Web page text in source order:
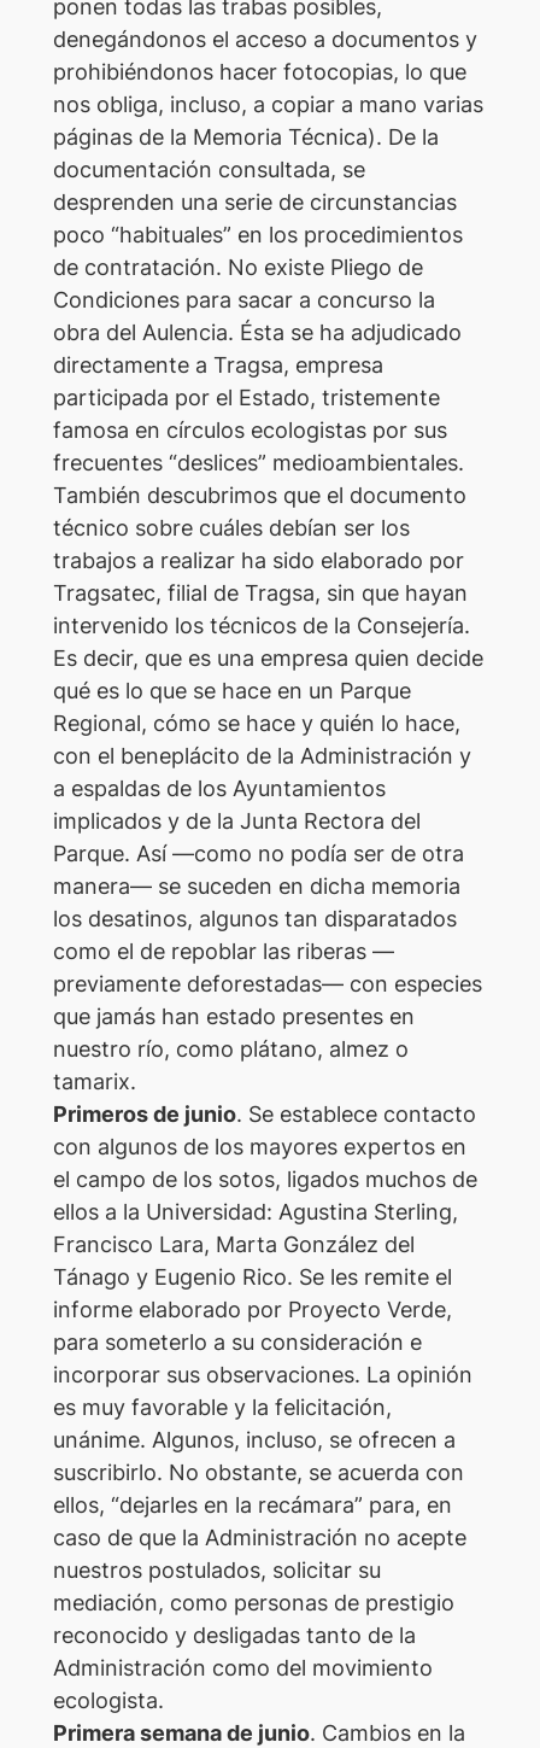
ponen todas las trabas posibles,
denegándonos el acceso a documentos y
prohibiéndonos hacer fotocopias, lo que
nos obliga, incluso, a copiar a mano varias
páginas de la Memoria Técnica). De la
documentación consultada, se
desprenden una serie de circunstancias
poco “habituales” en los procedimientos
de contratación. No existe Pliego de
Condiciones para sacar a concurso la
obra del Aulencia. Ésta se ha adjudicado
directamente a Tragsa, empresa
participada por el Estado, tristemente
famosa en círculos ecologistas por sus
frecuentes “deslices” medioambientales.
También descubrimos que el documento
técnico sobre cuáles debían ser los
trabajos a realizar ha sido elaborado por
Tragsatec, filial de Tragsa, sin que hayan
intervenido los técnicos de la Consejería.
Es decir, que es una empresa quien decide
qué es lo que se hace en un Parque
Regional, cómo se hace y quién lo hace,
con el beneplácito de la Administración y
a espaldas de los Ayuntamientos
implicados y de la Junta Rectora del
Parque. Así —como no podía ser de otra
manera— se suceden en dicha memoria
los desatinos, algunos tan disparatados
como el de repoblar las riberas —
previamente deforestadas— con especies
que jamás han estado presentes en
nuestro río, como plátano, almez o
tamarix.
Primeros de junio. Se establece contacto
con algunos de los mayores expertos en
el campo de los sotos, ligados muchos de
ellos a la Universidad: Agustina Sterling,
Francisco Lara, Marta González del
Tánago y Eugenio Rico. Se les remite el
informe elaborado por Proyecto Verde,
para someterlo a su consideración e
incorporar sus observaciones. La opinión
es muy favorable y la felicitación,
unánime. Algunos, incluso, se ofrecen a
suscribirlo. No obstante, se acuerda con
ellos, “dejarles en la recámara” para, en
caso de que la Administración no acepte
nuestros postulados, solicitar su
mediación, como personas de prestigio
reconocido y desligadas tanto de la
Administración como del movimiento
ecologista.
Primera semana de junio. Cambios en la